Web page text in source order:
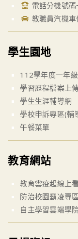
電話分機號
教職員汽機
學生園地
112學年度一年
學習歷程檔案上
學生生涯輔導網
學校申訴專區(輔
午餐菜單
教育網站
教育雲疫起線上
防治校園霸凌專區
自主學習雲端學